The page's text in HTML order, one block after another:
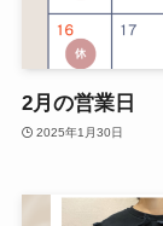
2月の営業日
2025年1月30日